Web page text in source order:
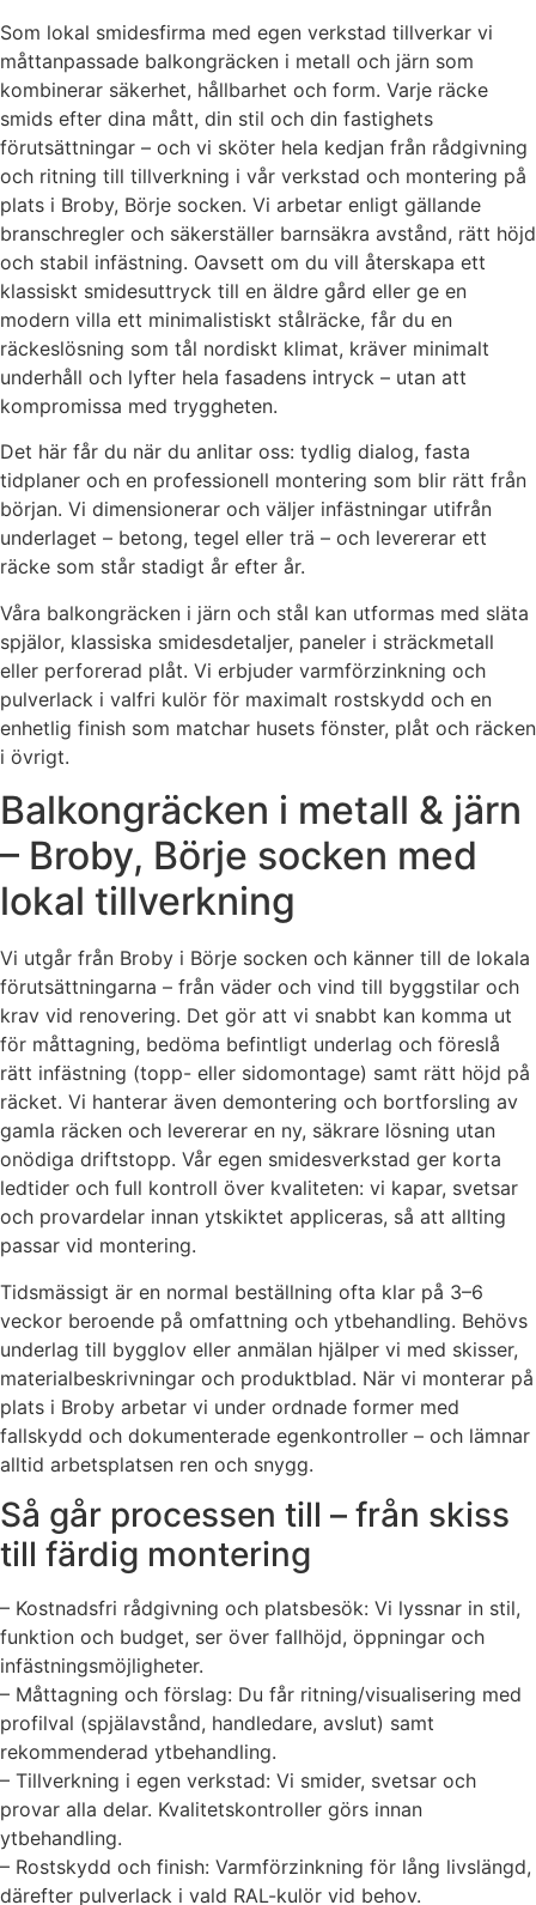
Som lokal smidesfirma med egen verkstad tillverkar vi
måttanpassade balkongräcken i metall och järn som
kombinerar säkerhet, hållbarhet och form. Varje räcke
smids efter dina mått, din stil och din fastighets
förutsättningar – och vi sköter hela kedjan från rådgivning
och ritning till tillverkning i vår verkstad och montering på
plats i Broby, Börje socken. Vi arbetar enligt gällande
branschregler och säkerställer barnsäkra avstånd, rätt höjd
och stabil infästning. Oavsett om du vill återskapa ett
klassiskt smidesuttryck till en äldre gård eller ge en
modern villa ett minimalistiskt stålräcke, får du en
räckeslösning som tål nordiskt klimat, kräver minimalt
underhåll och lyfter hela fasadens intryck – utan att
kompromissa med tryggheten.
Det här får du när du anlitar oss: tydlig dialog, fasta
tidplaner och en professionell montering som blir rätt från
början. Vi dimensionerar och väljer infästningar utifrån
underlaget – betong, tegel eller trä – och levererar ett
räcke som står stadigt år efter år.
Våra balkongräcken i järn och stål kan utformas med släta
spjälor, klassiska smidesdetaljer, paneler i sträckmetall
eller perforerad plåt. Vi erbjuder varmförzinkning och
pulverlack i valfri kulör för maximalt rostskydd och en
enhetlig finish som matchar husets fönster, plåt och räcken
i övrigt.
Balkongräcken i metall & järn
– Broby, Börje socken med
lokal tillverkning
Vi utgår från Broby i Börje socken och känner till de lokala
förutsättningarna – från väder och vind till byggstilar och
krav vid renovering. Det gör att vi snabbt kan komma ut
för måttagning, bedöma befintligt underlag och föreslå
rätt infästning (topp- eller sidomontage) samt rätt höjd på
räcket. Vi hanterar även demontering och bortforsling av
gamla räcken och levererar en ny, säkrare lösning utan
onödiga driftstopp. Vår egen smidesverkstad ger korta
ledtider och full kontroll över kvaliteten: vi kapar, svetsar
och provardelar innan ytskiktet appliceras, så att allting
passar vid montering.
Tidsmässigt är en normal beställning ofta klar på 3–6
veckor beroende på omfattning och ytbehandling. Behövs
underlag till bygglov eller anmälan hjälper vi med skisser,
materialbeskrivningar och produktblad. När vi monterar på
plats i Broby arbetar vi under ordnade former med
fallskydd och dokumenterade egenkontroller – och lämnar
alltid arbetsplatsen ren och snygg.
Så går processen till – från skiss
till färdig montering
– Kostnadsfri rådgivning och platsbesök: Vi lyssnar in stil,
funktion och budget, ser över fallhöjd, öppningar och
infästningsmöjligheter.
– Måttagning och förslag: Du får ritning/visualisering med
profilval (spjälavstånd, handledare, avslut) samt
rekommenderad ytbehandling.
– Tillverkning i egen verkstad: Vi smider, svetsar och
provar alla delar. Kvalitetskontroller görs innan
ytbehandling.
– Rostskydd och finish: Varmförzinkning för lång livslängd,
därefter pulverlack i vald RAL-kulör vid behov.